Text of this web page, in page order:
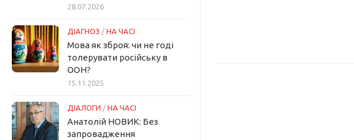
28.07.2026
ДІАГНОЗ / НА ЧАСІ
Мова як зброя: чи не годі
толерувати російську в
ООН?
15.11.2025
ДІАЛОГИ / НА ЧАСІ
Анатолій НОВИК: Без
запровадження